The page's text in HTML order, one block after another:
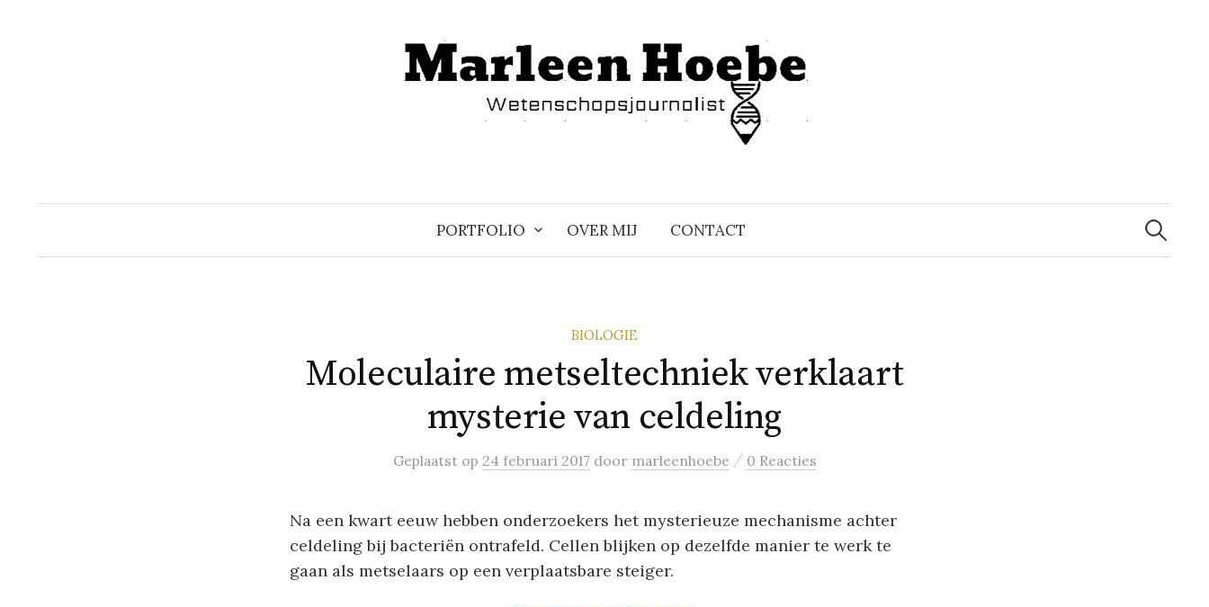
PORTFOLIO OVER MIJ CONTACT
Zoeken
naar:
BIOLOGIE
Moleculaire metseltechniek verklaart
mysterie van celdeling
Geplaatst op 24 februari 2017 door marleenhoebe / 0 Reacties
Na een kwart eeuw hebben onderzoekers het mysterieuze mechanisme achter
celdeling bij bacteriën ontrafeld. Cellen blijken op dezelfde manier te werk te
gaan als metselaars op een verplaatsbare steiger.